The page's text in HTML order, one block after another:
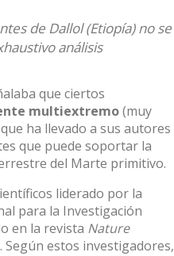
de Dallol (Etiopía) no se
análisis
que ciertos
multiextremo(muy
ha llevado a sus autores
que puede soportar la
del Marte primitivo.
liderado por la
para la Investigación
en la revista Nature
estos investigadores,